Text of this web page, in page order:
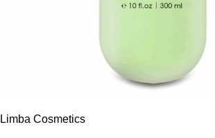
Limba Cosmetics